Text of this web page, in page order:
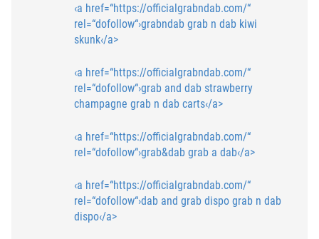
‹a href=“https://officialgrabndab.com/“
rel=“dofollow“›grabndab grab n dab kiwi
skunk‹/a>
‹a href=“https://officialgrabndab.com/“
rel=“dofollow“›grab and dab strawberry
champagne grab n dab carts‹/a>
‹a href=“https://officialgrabndab.com/“
rel=“dofollow“›grab&dab grab a dab‹/a>
‹a href=“https://officialgrabndab.com/“
rel=“dofollow“›dab and grab dispo grab n dab
dispo‹/a>